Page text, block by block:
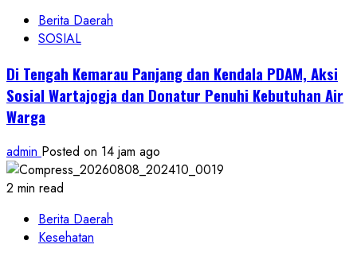
Berita Daerah
SOSIAL
Di Tengah Kemarau Panjang dan Kendala PDAM, Aksi
Sosial Wartajogja dan Donatur Penuhi Kebutuhan Air
Warga
admin Posted on 14 jam ago
2 min read
Berita Daerah
Kesehatan